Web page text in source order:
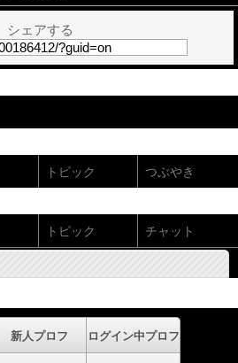
シェアする
トピック つぶやき
トピック チャット
新人プロフ ログイン中プロフ